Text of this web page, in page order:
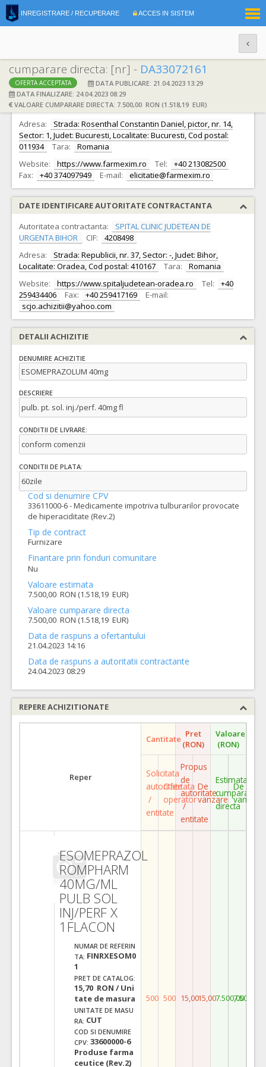
INREGISTRARE / RECUPERARE ACCES IN SISTEM
cumparare directa: [nr] - DA33072161
OFERTA ACCEPTATA
DATA PUBLICARE: 21.04.2023 13:29
DATA FINALIZARE: 24.04.2023 08:29
VALOARE CUMPARARE DIRECTA: 7.500,00 RON (1.518,19 EUR)
DATE IDENTIFICARE OFERTANT
Ofertant: S.C. FARMEXIM S.A. S.A. CIF:
335278
Adresa:
Strada: Rosenthal Constantin Daniel, pictor, nr. 14,
Sector: 1, Judet: Bucuresti, Localitate: Bucuresti, Cod postal:
011934
Tara:
Romania
Website:
https://www.farmexim.ro Tel:
+40 213082500
Fax:
+40 374097949 E-mail: elicitatie@farmexim.ro
DATE IDENTIFICARE AUTORITATE CONTRACTANTA
Autoritatea contractanta:
SPITAL CLINIC JUDETEAN DE
URGENTA BIHOR
CIF:
4208498
Adresa:
Strada: Republicii, nr. 37, Sector: -, Judet: Bihor,
Localitate: Oradea, Cod postal: 410167
Tara:
Romania
Website:
https://www.spitaljudetean-oradea.ro Tel:
+40
259434406
Fax: +40 259417169
E-mail:
scjo.achizitii@yahoo.com
DETALII ACHIZITIE
DENUMIRE ACHIZITIE
ESOMEPRAZOLUM 40mg
DESCRIERE
pulb. pt. sol. inj./perf. 40mg fl
CONDITII DE LIVRARE:
conform comenzii
CONDITII DE PLATA:
60zile
Cod si denumire CPV
33611000-6 - Medicamente impotriva tulburarilor provocate
de hiperaciditate (Rev.2)
Tip de contract
Furnizare
Finantare prin fonduri comunitare
Nu
Valoare estimata
7.500,00 RON (1.518,19 EUR)
Valoare cumparare directa
7.500,00 RON (1.518,19 EUR)
Data de raspuns a ofertantului
21.04.2023 14:16
Data de raspuns a autoritatii contractante
24.04.2023 08:29
REPERE ACHIZITIONATE
Reper
Cantitate Pret
(RON)
Valoare
(RON)
Solicitata
autoritate
/
entitate
Ofertata
operator
Propus
de
autoritate
/
entitate
De
vanzare
Estimata
cumparare
directa
De
vanzare
ESOMEPRAZOL
ROMPHARM
40MG/ML
PULB SOL
INJ/PERF X
1FLACON
NUMAR DE REFERIN
TA: FINRXESOM0
1
PRET DE CATALOG:
15,70 RON / Uni
tate de masura
UNITATE DE MASU
RA: CUT
COD SI DENUMIRE
CPV: 33600000-6
Produse farma
ceutice (Rev.2)
500 500 15,0015,007.500,007.500,00